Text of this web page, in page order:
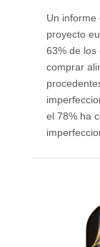
Un informe
proyecto
63% de los
comprar
el 78% ha